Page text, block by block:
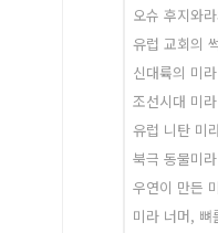
오슈 후지와
유럽 교회의
신대륙의 미라
조선시대 미라
유럽 니탄 미
북극 동물미라
우연이 만든
미라 너머, 뼈